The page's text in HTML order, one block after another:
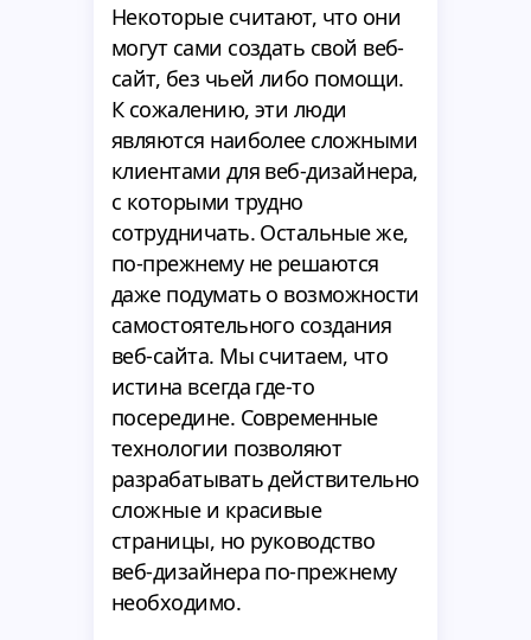
Некоторые считают, что они
могут сами создать свой веб-
сайт, без чьей либо помощи.
К сожалению, эти люди
являются наиболее сложными
клиентами для веб-дизайнера,
с которыми трудно
сотрудничать. Остальные же,
по-прежнему не решаются
даже подумать о возможности
самостоятельного создания
веб-сайта. Мы считаем, что
истина всегда где-то
посередине. Современные
технологии позволяют
разрабатывать действительно
сложные и красивые
страницы, но руководство
веб-дизайнера по-прежнему
необходимо.